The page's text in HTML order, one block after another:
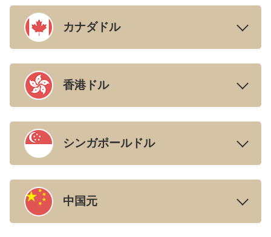
カナダドル
香港ドル
シンガポールドル
中国元